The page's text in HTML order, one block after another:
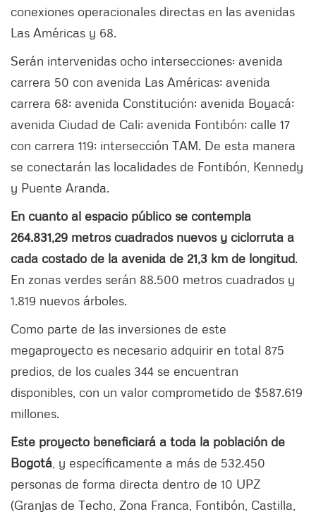
conexiones operacionales directas en las avenidas
Las Américas y 68.
Serán intervenidas ocho intersecciones: avenida
carrera 50 con avenida Las Américas; avenida
carrera 68; avenida Constitución; avenida Boyacá;
avenida Ciudad de Cali; avenida Fontibón; calle 17
con carrera 119; intersección TAM. De esta manera
se conectarán las localidades de Fontibón, Kennedy
y Puente Aranda.
En cuanto al espacio público se contempla
264.831,29 metros cuadrados nuevos y ciclorruta a
cada costado de la avenida de 21,3 km de longitud.
En zonas verdes serán 88.500 metros cuadrados y
1.819 nuevos árboles.
Como parte de las inversiones de este
megaproyecto es necesario adquirir en total 875
predios, de los cuales 344 se encuentran
disponibles, con un valor comprometido de $587.619
millones.
Este proyecto beneficiará a toda la población de
Bogotá , y específicamente a más de 532.450
personas de forma directa dentro de 10 UPZ
(Granjas de Techo, Zona Franca, Fontibón, Castilla,